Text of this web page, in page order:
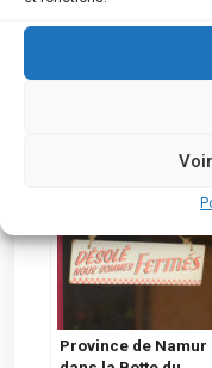
Province de Namur